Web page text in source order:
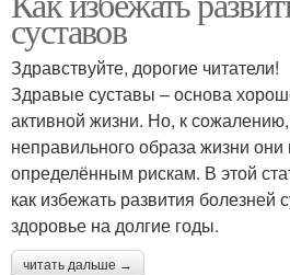
суставов
Здравствуйте, дорогие читатели!
Здравые суставы – основа
активной жизни. Но, к
неправильного образа жизни они
определённым рискам. В этой
как избежать развития болезней
здоровье на долгие годы.
читать дальше →